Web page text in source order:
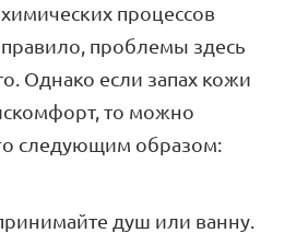
процессов
проблемы здесь
Однако если запах кожи
то можно
следующим образом:
душ или ванну.